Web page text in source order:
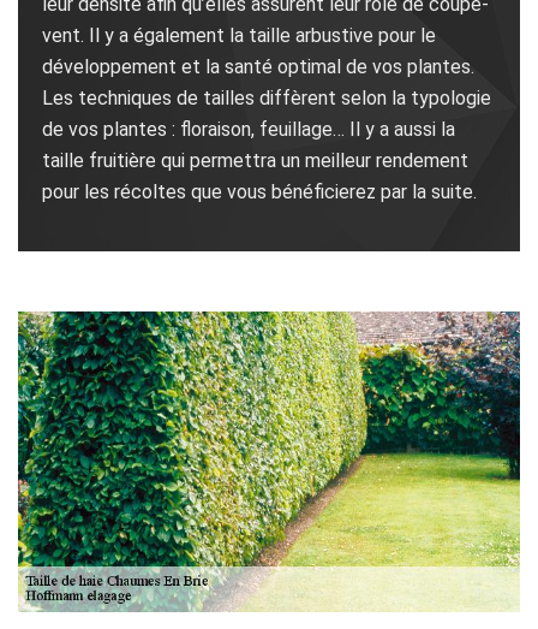
vent. Il y a également la taille arbustive pour le
développement et la santé optimal de vos plantes.
Les techniques de tailles diffèrent selon la typologie
de vos plantes : floraison, feuillage… Il y a aussi la
taille fruitière qui permettra un meilleur rendement
pour les récoltes que vous bénéficierez par la suite.